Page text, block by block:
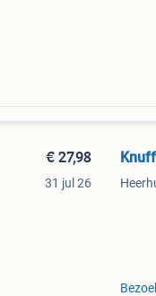
€ 27,98
31 jul 26